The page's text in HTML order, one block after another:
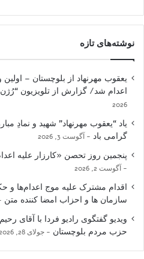
نوشته‌های تازه
یعقوب مهرنهاد از بلوچستان –
اعدام شد/ گزارش از تلویزیون
2026
یاد “یعقوب مهرنهاد” شهید و نمادِ
گرامی باد
آگوست 3, 2026
پنجمین روز تحصن «کارزار علیه
آگوست 2, 2026
اقدام مشترک علیه موج اعدام‌ها و
سازمان ها و احزاب امضا کننده متن
ویدیو گفتگوی رادیو فردا با آقای
حزب مردم بلوچستان
جولای 28, 2026